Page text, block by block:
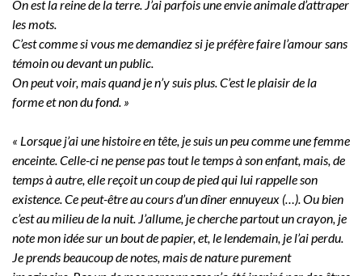
On est la reine de la terre. J’ai parfois une envie animale d’attraper
les mots.
C’est comme si vous me demandiez si je préfère faire l’amour sans
témoin ou devant un public.
On peut voir, mais quand je n’y suis plus. C’est le plaisir de la
forme et non du fond. »
« Lorsque j’ai une histoire en tête, je suis un peu comme une femme
enceinte. Celle-ci ne pense pas tout le temps à son enfant, mais, de
temps à autre, elle reçoit un coup de pied qui lui rappelle son
existence. Ce peut-être au cours d’un dîner ennuyeux (…). Ou bien
c’est au milieu de la nuit. J’allume, je cherche partout un crayon, je
note mon idée sur un bout de papier, et, le lendemain, je l’ai perdu.
Je prends beaucoup de notes, mais de nature purement